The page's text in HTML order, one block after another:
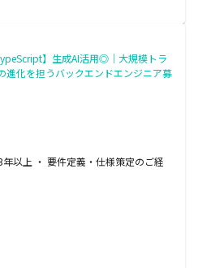
】生成AI活用◎｜大規模トラ
進化を担うバックエンドエンジニア募
以上 ・ 要件定義・仕様策定のご経